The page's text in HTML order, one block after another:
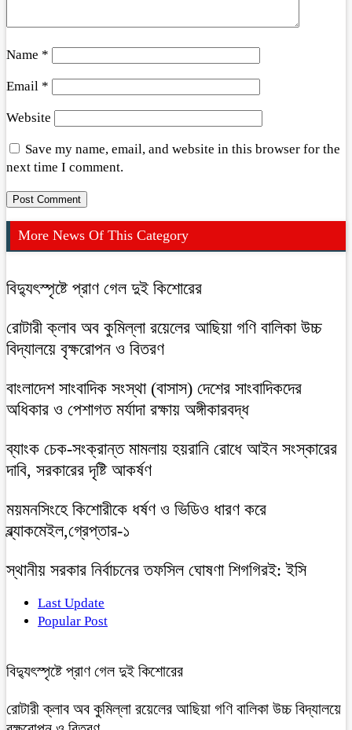
Name *
Email *
Website
Save my name, email, and website in this browser for the
next time I comment.
More News Of This Category
বিদ্যুৎস্পৃষ্টে প্রাণ গেল দুই কিশোরের
রোটারী ক্লাব অব কুমিল্লা রয়েলের আছিয়া গণি বালিকা উচ্চ
বিদ্যালয়ে বৃক্ষরোপন ও বিতরণ
বাংলাদেশ সাংবাদিক সংস্থা (বাসাস) দেশের সাংবাদিকদের
অধিকার ও পেশাগত মর্যাদা রক্ষায় অঙ্গীকারবদ্ধ
ব্যাংক চেক-সংক্রান্ত মামলায় হয়রানি রোধে আইন সংস্কারের
দাবি, সরকারের দৃষ্টি আকর্ষণ
ময়মনসিংহে কিশোরীকে ধর্ষণ ও ভিডিও ধারণ করে
ব্ল্যাকমেইল,গ্রেপ্তার-১
স্থানীয় সরকার নির্বাচনের তফসিল ঘোষণা শিগগিরই: ইসি
Last Update
Popular Post
বিদ্যুৎস্পৃষ্টে প্রাণ গেল দুই কিশোরের
রোটারী ক্লাব অব কুমিল্লা রয়েলের আছিয়া গণি বালিকা উচ্চ বিদ্যালয়ে